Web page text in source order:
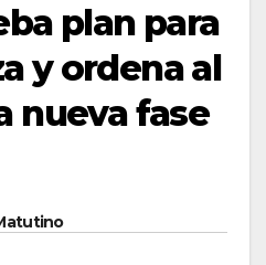
plan para
y ordena al
nueva fase